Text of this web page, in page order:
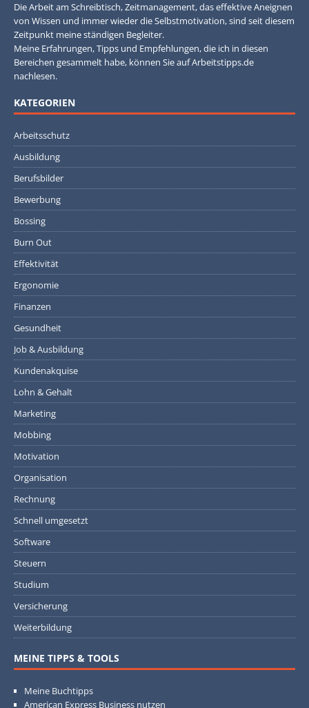
Die Arbeit am Schreibtisch, Zeitmanagement, das effektive Aneignen
von Wissen und immer wieder die Selbstmotivation, sind seit diesem
Zeitpunkt meine ständigen Begleiter.
Meine Erfahrungen, Tipps und Empfehlungen, die ich in diesen
Bereichen gesammelt habe, können Sie auf Arbeitstipps.de
nachlesen.
KATEGORIEN
Arbeitsschutz
Ausbildung
Berufsbilder
Bewerbung
Bossing
Burn Out
Effektivität
Ergonomie
Finanzen
Gesundheit
Job & Ausbildung
Kundenakquise
Lohn & Gehalt
Marketing
Mobbing
Motivation
Organisation
Rechnung
Schnell umgesetzt
Software
Steuern
Studium
Versicherung
Weiterbildung
MEINE TIPPS & TOOLS
Meine Buchtipps
American Express Business nutzen